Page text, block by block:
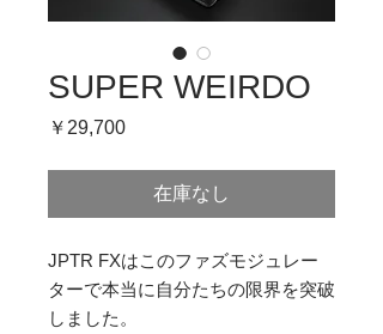
SUPER WEIRDO
￥29,700価
在庫なし
JPTR FXはこのファズモジュレー
ターで本当に自分たちの限界を突破
しました。